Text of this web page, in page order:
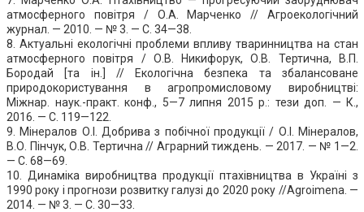
атмосферного повітря / О.А. Марченко // Агроекологічний
журнал. — 2010. — № 3. — C. 34—38.
8. Актуальні екологічні проблеми впливу тваринництва на стан
атмосферного повітря / О.В. Никифорук, О.В. Тертична, В.П.
Бородай [та ін.] // Екологічна безпека та збалансоване
природокористування в агропромисловому виробництві:
Міжнар. наук.-практ. конф., 5—7 липня 2015 р.: тези доп. — К.,
2016. — С. 119—122.
9. Мінералов О.І. Добрива з побічної продукції / О.І. Мінералов,
В.О. Пінчук, О.В. Тертична // Аграрний тиждень. — 2017. — № 1—2.
— С. 68—69.
10. Динаміка виробництва продукції птахівництва в Україні з
1990 року і прогнози розвитку галузі до 2020 року //Agroimena. —
2014. — № 3. — С. 30—33.